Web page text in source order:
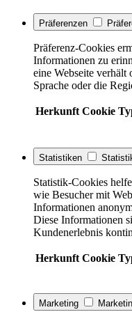
Präferenzen
Präferenz-Cookies
Informationen zu
eine Webseite verhält
Sprache oder die
Herkunft Cookie
Statistiken
Statistik-Cookies
wie Besucher mit
Informationen
Diese Informationen
Kundenerlebnis
Herkunft Cookie
Marketing